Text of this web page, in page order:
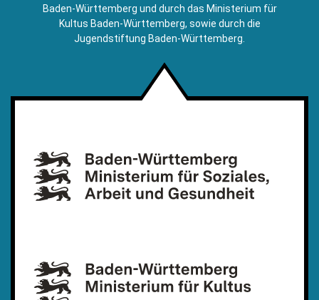
Baden-Württemberg und durch das Ministerium für
Kultus Baden-Württemberg, sowie durch die
Jugendstiftung Baden-Württemberg.